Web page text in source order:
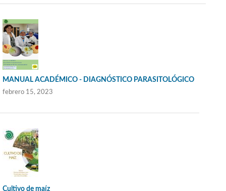
MANUAL ACADÉMICO - DIAGNÓSTICO PARASITOLÓGICO
febrero 15, 2023
Cultivo de maíz